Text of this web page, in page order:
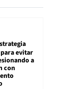
evitar
a
con